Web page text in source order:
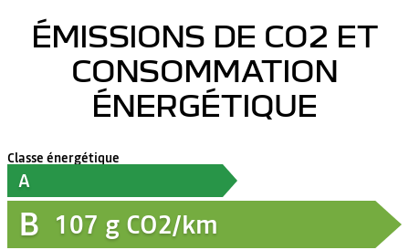
ÉMISSIONS DE CO2 ET
CONSOMMATION
ÉNERGÉTIQUE
Classe énergétique
A
B 107 g CO2/km